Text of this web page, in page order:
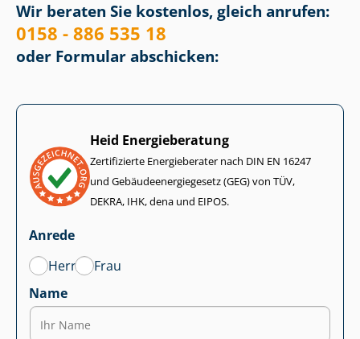
Wir beraten Sie kostenlos, gleich anrufen:
0158 - 886 535 18
oder Formular abschicken:
Heid Energieberatung
Zertifizierte Energieberater nach DIN EN 16247
und Ge­bäu­de­en­er­gie­ge­setz (GEG) von TÜV,
DEKRA, IHK, dena und EIPOS.
Anrede
Herr
Frau
Name